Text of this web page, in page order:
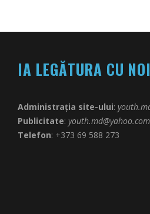
IA LEGĂTURA CU
Administrația site-ului:
Publicitate: youth.md@yahoo.com
Telefon: +373 69 588 273